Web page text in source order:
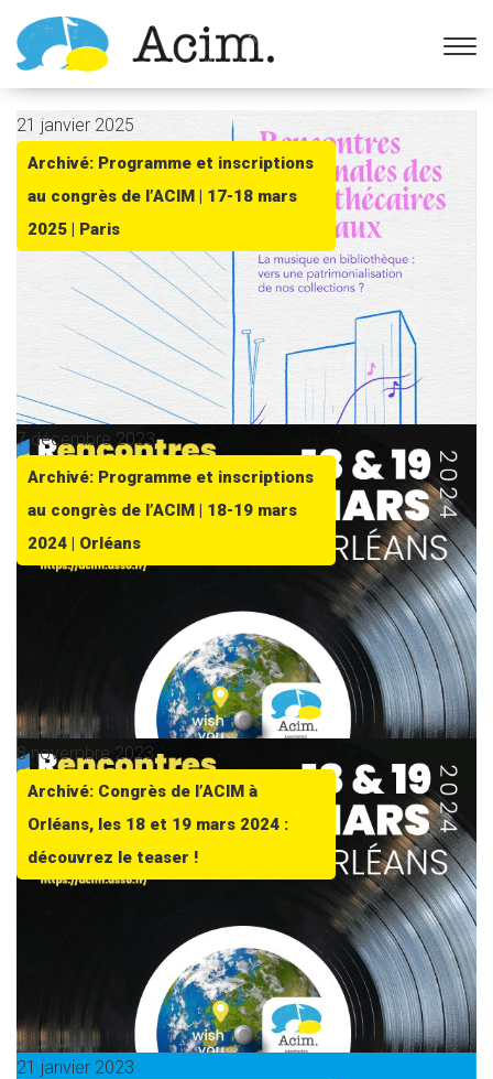
Ouvrir la barre d’outils
21 janvier 2025
Archivé: Programme et inscriptions
au congrès de l’ACIM | 17-18 mars
2025 | Paris
7 décembre 2023
Archivé: Programme et inscriptions
au congrès de l’ACIM | 18-19 mars
2024 | Orléans
8 novembre 2023
Archivé: Congrès de l’ACIM à
Orléans, les 18 et 19 mars 2024 :
découvrez le teaser !
21 janvier 2023